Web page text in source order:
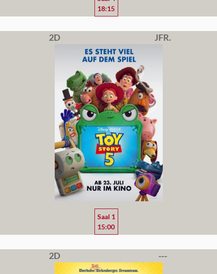
18:15
2D JFR.
Saal 1
15:00
2D ---